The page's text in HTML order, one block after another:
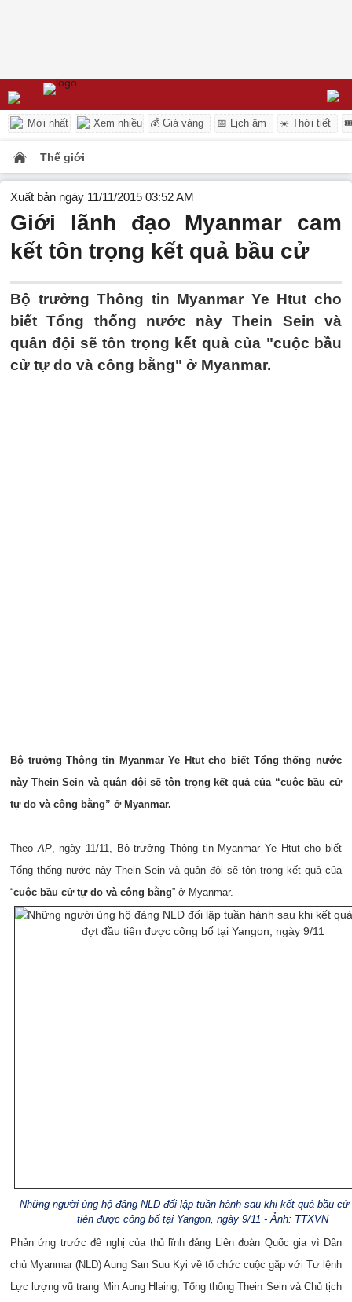
Mới nhất Xem nhiều 💰 Giá vàng 📅 Lịch âm ☀️ Thời tiết
Thế giới
Xuất bản ngày 11/11/2015 03:52 AM
Giới lãnh đạo Myanmar cam
kết tôn trọng kết quả bầu cử
Bộ trưởng Thông tin Myanmar Ye Htut cho
biết Tổng thống nước này Thein Sein và
quân đội sẽ tôn trọng kết quả của "cuộc bầu
cử tự do và công bằng" ở Myanmar.
Bộ trưởng Thông tin Myanmar Ye Htut cho biết Tổng thống nước
này Thein Sein và quân đội sẽ tôn trọng kết quả của “cuộc bầu cử
tự do và công bằng” ở Myanmar.
TheoAP, ngày 11/11, Bộ trưởng Thông tin Myanmar Ye Htut cho biết
Tổng thống nước này Thein Sein và quân đội sẽ tôn trọng kết quả của
“cuộc bầu cử tự do và công bằng” ở Myanmar.
Những người ủng hộ đảng NLD đối lập tuần hành sau khi kết quả bầu cử
tiên được công bố tại Yangon, ngày 9/11 - Ảnh: TTXVN
Phản ứng trước đề nghị của thủ lĩnh đảng Liên đoàn Quốc gia vì Dân
chủ Myanmar (NLD) Aung San Suu Kyi về tổ chức cuộc gặp với Tư lệnh
Lực lượng vũ trang Min Aung Hlaing, Tổng thống Thein Sein và Chủ tịch